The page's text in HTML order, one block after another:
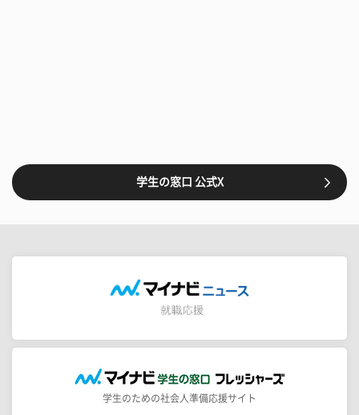
学生の窓口 公式X
学生のための社会人準備応援サイト